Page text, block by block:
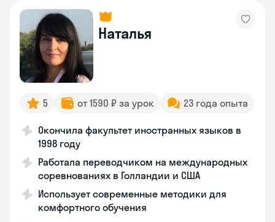
Наталья
5 от 1590 ₽ за урок 23 года опыта
Окончила факультет иностранных языков в
1998 году
Работала переводчиком на международных
соревнованиях в Голландии и США
Использует современные методики для
комфортного обучения